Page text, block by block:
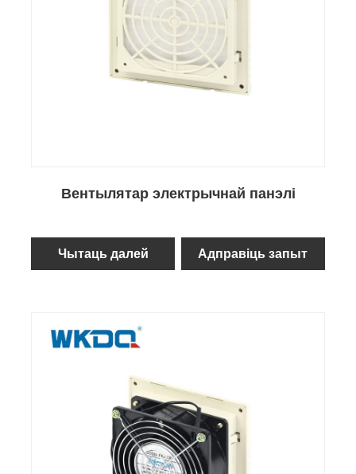
Вентылятар электрычнай панэлі
Чытаць далей Адправіць запыт